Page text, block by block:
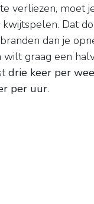
verliezen, moet
Dat
dan je
graag een
drie keer per
per uur.